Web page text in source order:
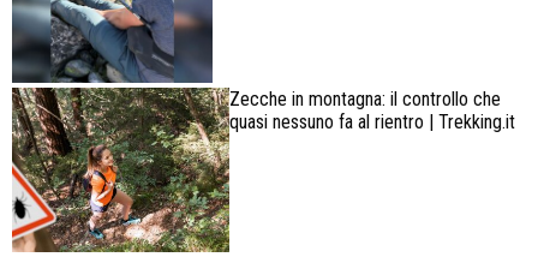
Zecche in montagna: il controllo che
quasi nessuno fa al rientro | Trekking.it